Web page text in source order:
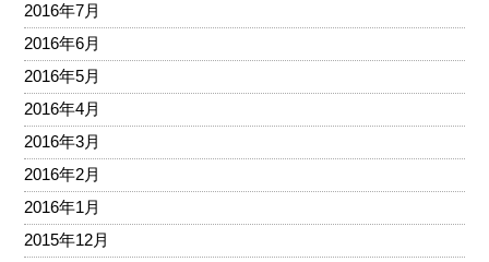
2016年7月
2016年6月
2016年5月
2016年4月
2016年3月
2016年2月
2016年1月
2015年12月